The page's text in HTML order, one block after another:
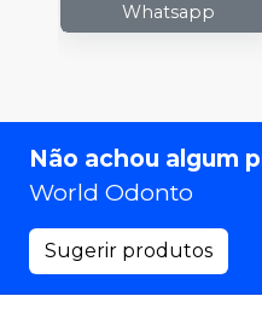
Whatsapp
Não achou algum
World Odonto
Sugerir produtos